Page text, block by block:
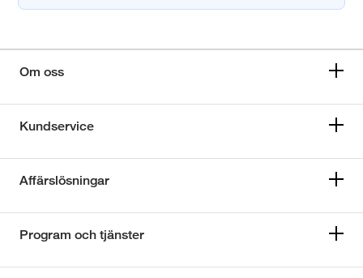
Om oss
Kundservice
Affärslösningar
Program och tjänster